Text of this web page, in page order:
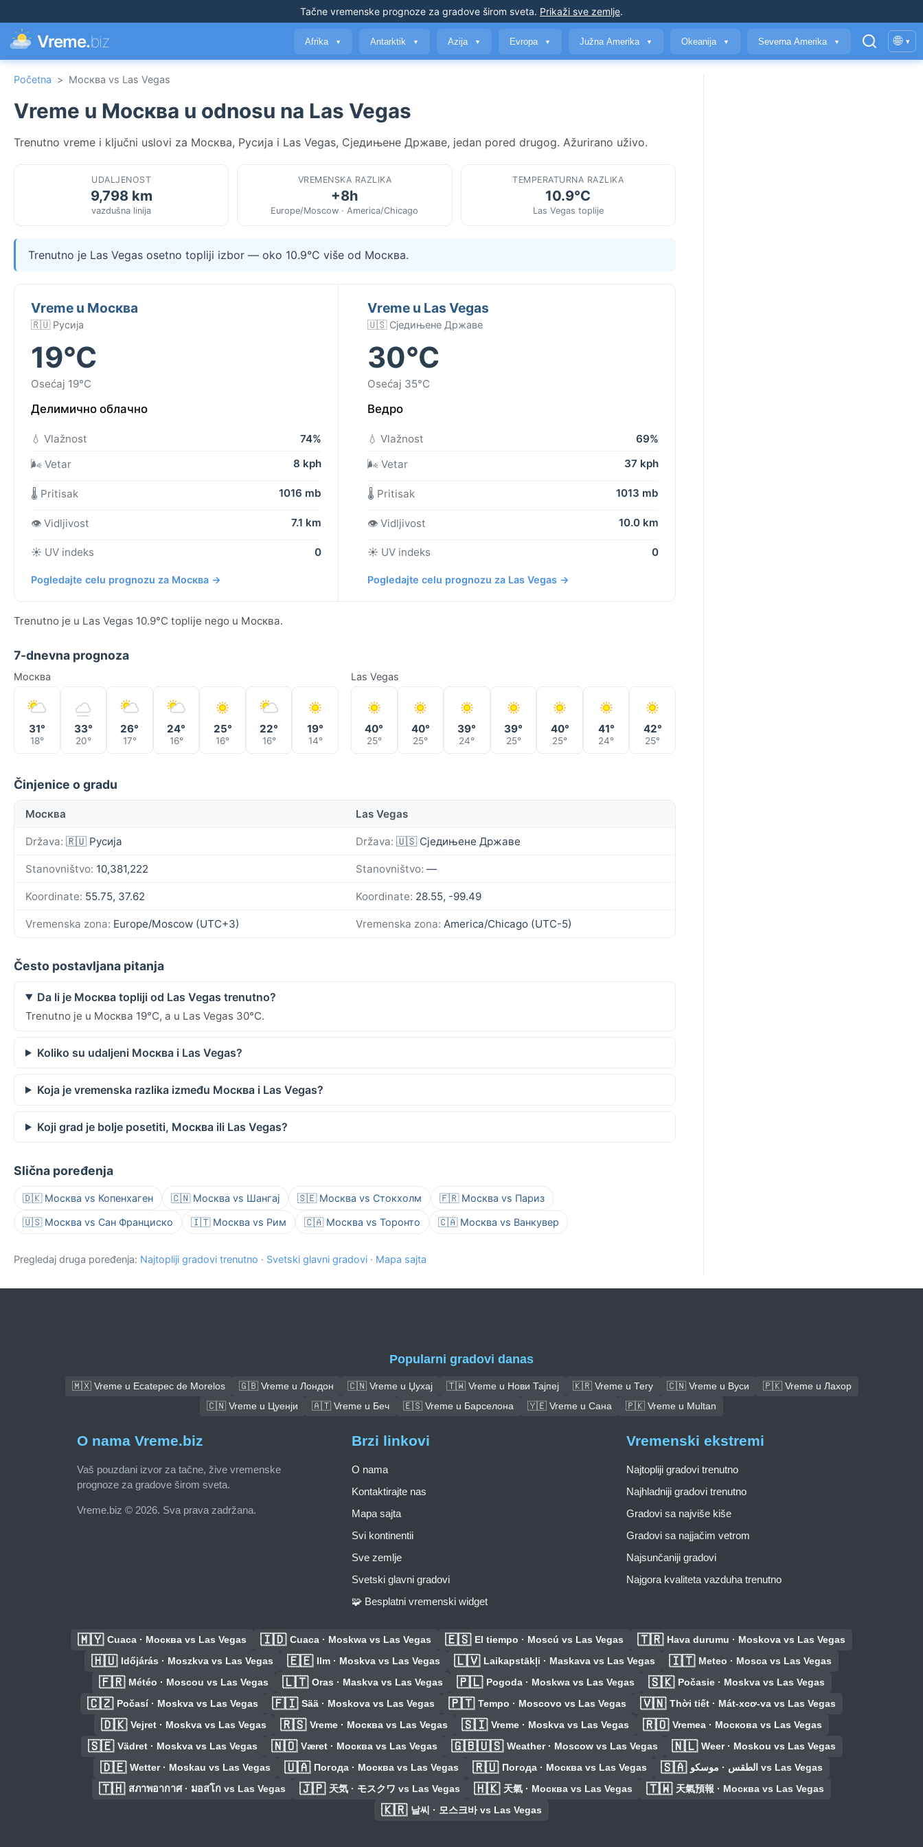
Tačne vremenske prognoze za gradove širom sveta. Prikaži sve zemlje.
Vreme.biz Afrika ▼ Antarktik ▼ Azija ▼ Evropa ▼ Južna Amerika ▼ Okeanija ▼ Severna Amerika ▼ 🌐 ▾
Početna > Москва vs Las Vegas
Vreme u Москва u odnosu na Las Vegas
Trenutno vreme i ključni uslovi za Москва, Русија i Las Vegas, Сједињене Државе, jedan pored drugog. Ažurirano uživo.
UDALJENOST
9,798 km
vazdušna linija
VREMENSKA RAZLIKA
+8h
Europe/Moscow · America/Chicago
TEMPERATURNA RAZLIKA
10.9°C
Las Vegas toplije
Trenutno je Las Vegas osetno topliji izbor — oko 10.9°C više od Москва.
Vreme u Москва
🇷🇺 Русија
19°C
Osećaj 19°C
Делимично облачно
💧 Vlažnost
74%
🌬️ Vetar
8 kph
🌡️ Pritisak 1016 mb
👁️ Vidljivost 7.1 km
☀️ UV indeks 0
Pogledajte celu prognozu za Москва →
Vreme u Las Vegas
🇺🇸 Сједињене Државе
30°C
Osećaj 35°C
Ведро
💧 Vlažnost
69%
🌬️ Vetar
37 kph
🌡️ Pritisak 1013 mb
👁️ Vidljivost 10.0 km
☀️ UV indeks 0
Pogledajte celu prognozu za Las Vegas →
Trenutno je u Las Vegas 10.9°C toplije nego u Москва.
7-dnevna prognoza
Москва
31°
18°
33°
20°
26°
17°
24°
16°
25°
16°
22°
16°
19°
14°
Las Vegas
40°
25°
40°
25°
39°
24°
39°
25°
40°
25°
41°
24°
42°
25°
Činjenice o gradu
Москва Las Vegas
Država: 🇷🇺 Русија Država: 🇺🇸 Сједињене Државе
Stanovništvo: 10,381,222 Stanovništvo: —
Koordinate: 55.75, 37.62 Koordinate: 28.55, -99.49
Vremenska zona: Europe/Moscow (UTC+3) Vremenska zona: America/Chicago (UTC-5)
Često postavljana pitanja
Da li je Москва topliji od Las Vegas trenutno?
Trenutno je u Москва 19°C, a u Las Vegas 30°C.
Koliko su udaljeni Москва i Las Vegas?
Koja je vremenska razlika između Москва i Las Vegas?
Koji grad je bolje posetiti, Москва ili Las Vegas?
Slična poređenja
🇩🇰 Москва vs Копенхаген 🇨🇳 Москва vs Шангај 🇸🇪 Москва vs Стокхолм 🇫🇷 Москва vs Париз
🇺🇸 Москва vs Сан Франциско 🇮🇹 Москва vs Рим 🇨🇦 Москва vs Торонто 🇨🇦 Москва vs Ванкувер
Pregledaj druga poređenja: Najtopliji gradovi trenutno · Svetski glavni gradovi · Mapa sajta
Popularni gradovi danas
🇲🇽 Vreme u Ecatepec de Morelos 🇬🇧 Vreme u Лондон 🇨🇳 Vreme u Џухај 🇹🇼 Vreme u Нови Тајпеј 🇰🇷 Vreme u Тегу 🇨🇳 Vreme u Вуси
🇵🇰 Vreme u Лахор
🇨🇳 Vreme u Цуенји
🇦🇹 Vreme u Беч 🇪🇸 Vreme u Барселона 🇾🇪 Vreme u Сана 🇵🇰 Vreme u Multan
O nama Vreme.biz
Vaš pouzdani izvor za tačne, žive vremenske
prognoze za gradove širom sveta.
Vreme.biz © 2026. Sva prava zadržana.
Brzi linkovi
O nama
Kontaktirajte nas
Mapa sajta
Svi kontinentii
Sve zemlje
Svetski glavni gradovi
🧩 Besplatni vremenski widget
Vremenski ekstremi
Najtopliji gradovi trenutno
Najhladniji gradovi trenutno
Gradovi sa najviše kiše
Gradovi sa najjačim vetrom
Najsunčaniji gradovi
Najgora kvaliteta vazduha trenutno
🇲🇾 Cuaca · Москва vs Las Vegas 🇮🇩 Cuaca · Moskwa vs Las Vegas 🇪🇸 El tiempo · Moscú vs Las Vegas 🇹🇷 Hava durumu · Moskova vs Las Vegas
🇭🇺 Időjárás · Moszkva vs Las Vegas 🇪🇪 Ilm · Moskva vs Las Vegas 🇱🇻 Laikapstākļi · Maskava vs Las Vegas 🇮🇹 Meteo · Mosca vs Las Vegas
🇫🇷 Météo · Moscou vs Las Vegas 🇱🇹 Oras · Maskva vs Las Vegas 🇵🇱 Pogoda · Moskwa vs Las Vegas 🇸🇰 Počasie · Moskva vs Las Vegas
🇨🇿 Počasí · Moskva vs Las Vegas 🇫🇮 Sää · Moskova vs Las Vegas 🇵🇹 Tempo · Moscovo vs Las Vegas 🇻🇳 Thời tiết · Mát-xcơ-va vs Las Vegas
🇩🇰 Vejret · Moskva vs Las Vegas 🇷🇸 Vreme · Москва vs Las Vegas 🇸🇮 Vreme · Moskva vs Las Vegas 🇷🇴 Vremea · Москова vs Las Vegas
🇸🇪 Vädret · Moskva vs Las Vegas 🇳🇴 Været · Москва vs Las Vegas 🇬🇧🇺🇸 Weather · Moscow vs Las Vegas 🇳🇱 Weer · Moskou vs Las Vegas
🇩🇪 Wetter · Moskau vs Las Vegas 🇺🇦 Погода · Москва vs Las Vegas 🇷🇺 Погода · Москва vs Las Vegas 🇸🇦 الطقس · موسكو vs Las Vegas
🇹🇭 สภาพอากาศ · มอสโก vs Las Vegas 🇯🇵 天気 · モスクワ vs Las Vegas 🇭🇰 天氣 · Москва vs Las Vegas 🇹🇼 天氣預報 · Москва vs Las Vegas
🇰🇷 날씨 · 모스크바 vs Las Vegas